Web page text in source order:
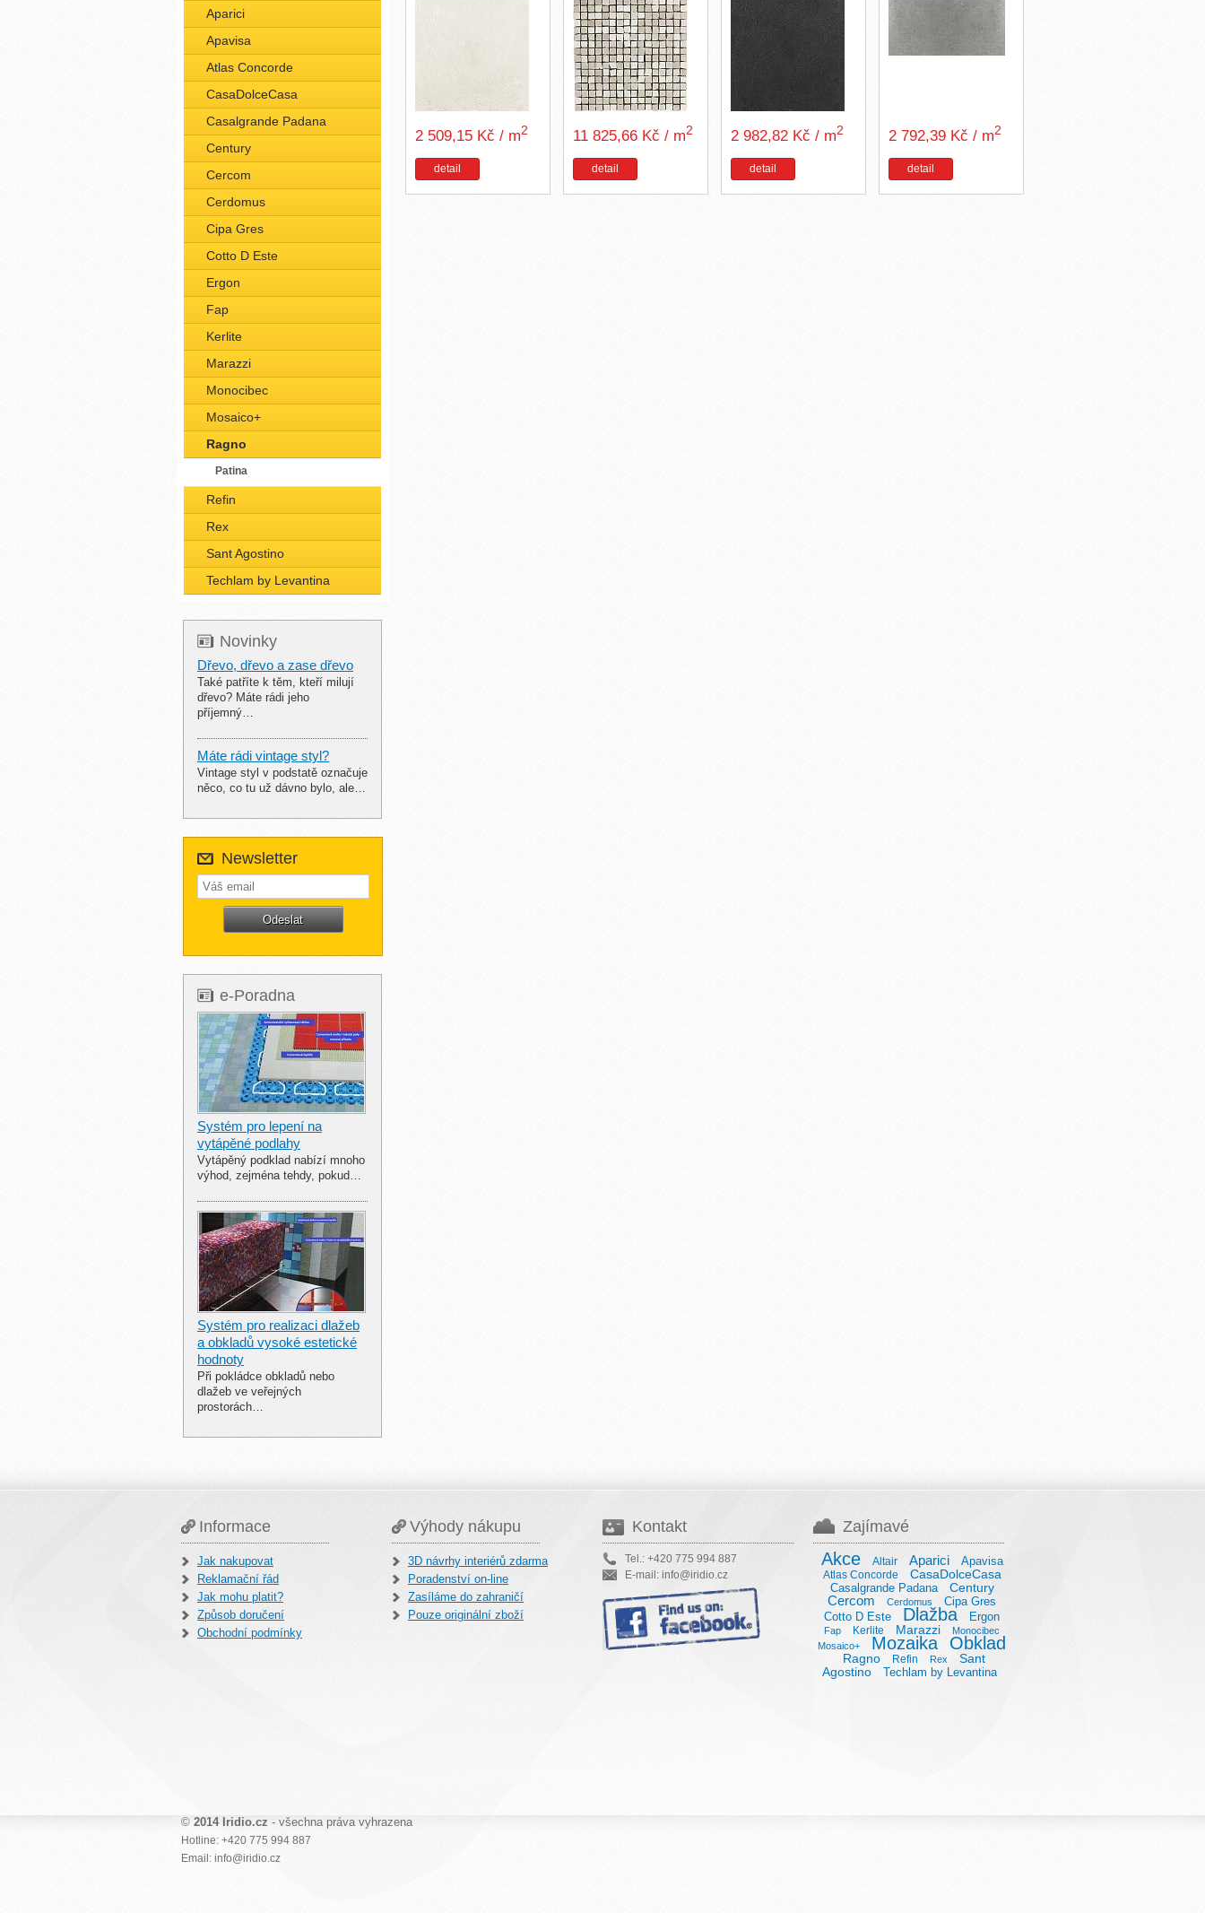
Aparici
Apavisa
Atlas Concorde
CasaDolceCasa
Casalgrande Padana
Century
Cercom
Cerdomus
Cipa Gres
Cotto D Este
Ergon
Fap
Kerlite
Marazzi
Monocibec
Mosaico+
Ragno
Patina
Refin
Rex
Sant Agostino
Techlam by Levantina
Novinky
Dřevo, dřevo a zase dřevo
Také patříte k těm, kteří milují
dřevo? Máte rádi jeho
příjemný…
Máte rádi vintage styl?
Vintage styl v podstatě označuje
něco, co tu už dávno bylo, ale…
Newsletter
e-Poradna
Systém pro lepení na
vytápěné podlahy
Vytápěný podklad nabízí mnoho
výhod, zejména tehdy, pokud…
Systém pro realizaci dlažeb
a obkladů vysoké estetické
hodnoty
Při pokládce obkladů nebo
dlažeb ve veřejných
prostorách…
2 509,15 Kč / m2
detail
11 825,66 Kč / m2
detail
2 982,82 Kč / m2
detail
2 792,39 Kč / m2
detail
Informace
Jak nakupovat
Reklamační řád
Jak mohu platit?
Způsob doručení
Obchodní podmínky
Výhody nákupu
3D návrhy interiérů zdarma
Poradenství on-line
Zasíláme do zahraničí
Pouze originální zboží
Kontakt
Tel.: +420 775 994 887
E-mail: info@iridio.cz
Zajímavé
Akce Altair Aparici Apavisa
Atlas Concorde CasaDolceCasa
Casalgrande Padana Century
Cercom Cerdomus
Cipa Gres
Cotto D Este
Dlažba Ergon
Fap Kerlite Marazzi
Monocibec
Mosaico+
Mozaika Obklad
Ragno Refin Rex
Sant
Agostino
Techlam by Levantina
© 2014 Iridio.cz - všechna práva vyhrazena
Hotline: +420 775 994 887
Email: info@iridio.cz